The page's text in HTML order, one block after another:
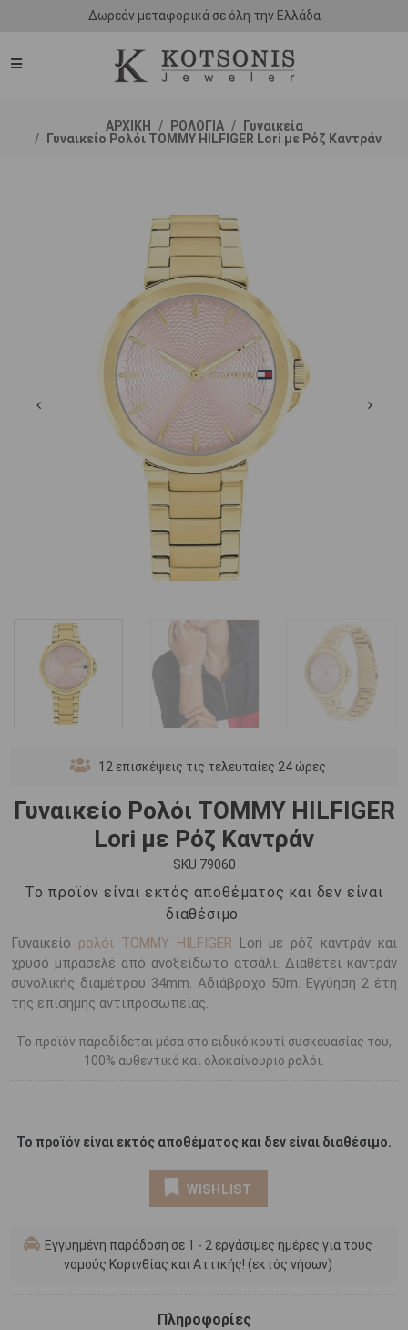
Δωρεάν μεταφορικά σε όλη την Ελλάδα
ΑΡΧΙΚΗ ΡΟΛΟΓΙΑ
Γυναικεία
Γυναικείο Ρολόι TOMMY HILFIGER Lori με Ρόζ Καντράν
12 επισκέψεις τις τελευταίες 24 ώρες
Γυναικείο Ρολόι TOMMY HILFIGER
Lori με Ρόζ Καντράν
SKU 79060
Το προϊόν είναι εκτός αποθέματος και δεν είναι
διαθέσιμο.
Γυναικείο ρολόι TOMMY HILFIGER Lori με ρόζ καντράν και
χρυσό μπρασελέ από ανοξείδωτο ατσάλι. Διαθέτει καντράν
συνολικής διαμέτρου 34mm. Αδιάβροχο 50m. Εγγύηση 2 έτη
της επίσημης αντιπροσωπείας.
Το προϊόν παραδίδεται μέσα στο ειδικό κουτί συσκευασίας του,
100% αυθεντικό και ολοκαίνουριο ρολόι.
Το προϊόν είναι εκτός αποθέματος και δεν είναι διαθέσιμο.
WISHLIST
Εγγυημένη παράδοση σε 1 - 2 εργάσιμες ημέρες για τους
νομούς Κορινθίας και Αττικής! (εκτός νήσων)
Πληροφορίες